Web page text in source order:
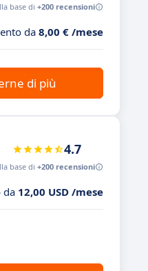
base di +200 recensioni
da 8,00 € /mese
di più
4.7
base di +200 recensioni
da 12,00 USD /mese